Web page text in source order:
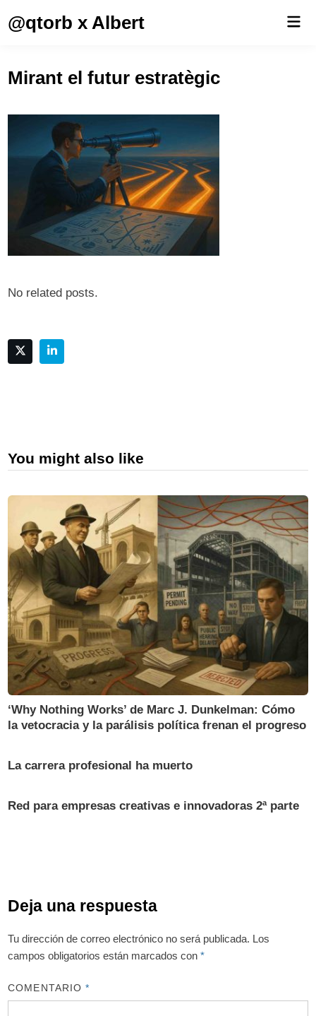
@qtorb x Albert
Mirant el futur estratègic
No related posts.
You might also like
‘Why Nothing Works’ de Marc J. Dunkelman: Cómo
la vetocracia y la parálisis política frenan el progreso
La carrera profesional ha muerto
Red para empresas creativas e innovadoras 2ª parte
Deja una respuesta
Tu dirección de correo electrónico no será publicada. Los
campos obligatorios están marcados con*
COMENTARIO*